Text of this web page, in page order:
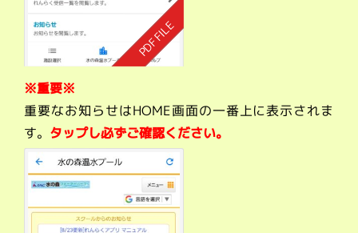
※重要※
重要なお知らせはHOME画面の一番上に表示されま
す。 タップし必ずご確認ください。